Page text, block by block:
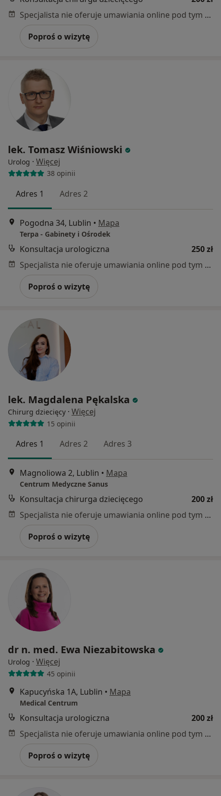
Specjalista nie oferuje umawiania online pod tym adresem.
Poproś o wizytę
lek. Tomasz Wiśniowski
Urolog · Więcej
38 opinii
Adres 1 Adres 2
Pogodna 34, Lublin • Mapa
Terpa - Gabinety i Ośrodek
Konsultacja urologiczna
250 zł
Specjalista nie oferuje umawiania online pod tym adresem.
Poproś o wizytę
lek. Magdalena Pękalska
Chirurg dziecięcy · Więcej
15 opinii
Adres 1 Adres 2 Adres 3
Magnoliowa 2, Lublin • Mapa
Centrum Medyczne Sanus
Konsultacja chirurga dziecięcego
200 zł
Specjalista nie oferuje umawiania online pod tym adresem.
Poproś o wizytę
dr n. med. Ewa Niezabitowska
Urolog · Więcej
45 opinii
Kapucyńska 1A, Lublin • Mapa
Medical Centrum
Konsultacja urologiczna
200 zł
Specjalista nie oferuje umawiania online pod tym adresem.
Poproś o wizytę